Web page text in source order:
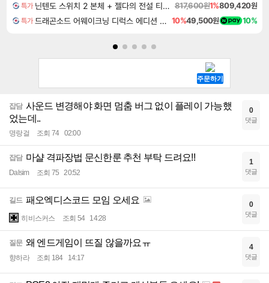
특가 닌텐도 스위치 2 본체 + 젤다의 전설 티어스 오브 더 킹덤 닌텐도 스위치 2 에디션 + 젤다의 전설 브레스 오브 더 와일드 닌텐도 스위치 2 에디션 번들 817,600원1%809,420원
특가 드래곤소드 어웨이크닝 디럭스 에디션 DragonSword Awakening Deluxe Edition 10%49,500원 10%
잡담 사운드 변경해야 화면 멈춤 버그 없이 플레이 가능했
었는데..
명랑걸 조회 74 02:00
0
댓글
잡담 마샬 격파장법 문신한룬 추천 부탁 드려요!!
Dalsim 조회 75 20:52
1
댓글
길드 패오엑디스코드 모임 오세요
히비스커스 조회 54 14:28
0
댓글
질문 왜 엔드게임이 뜨질 않을까요ㅠ
향하라 조회 184 14:17
4
댓글